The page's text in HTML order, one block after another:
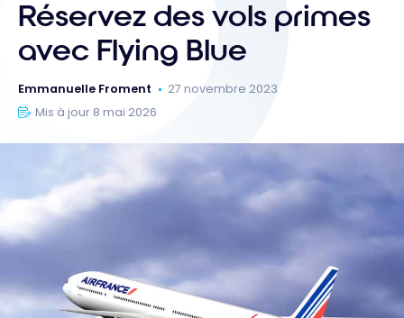
Réservez des vols primes
avec Flying Blue
Emmanuelle Froment
27 novembre 2023
Mis à jour 8 mai 2026